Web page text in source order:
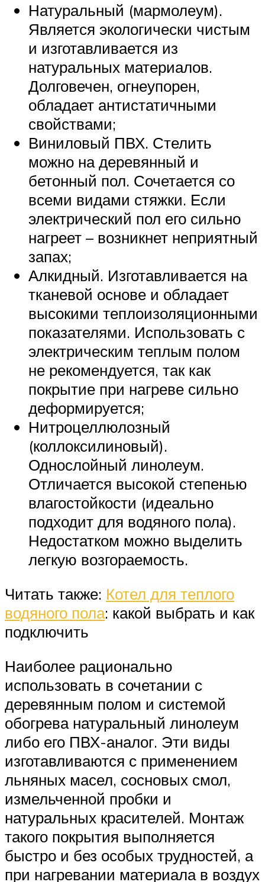
Натуральный (мармолеум).
Является экологически чистым
и изготавливается из
натуральных материалов.
Долговечен, огнеупорен,
обладает антистатичными
свойствами;
Виниловый ПВХ. Стелить
можно на деревянный и
бетонный пол. Сочетается со
всеми видами стяжки. Если
электрический пол его сильно
нагреет – возникнет неприятный
запах;
Алкидный. Изготавливается на
тканевой основе и обладает
высокими теплоизоляционными
показателями. Использовать с
электрическим теплым полом
не рекомендуется, так как
покрытие при нагреве сильно
деформируется;
Нитроцеллюлозный
(коллоксилиновый).
Однослойный линолеум.
Отличается высокой степенью
влагостойкости (идеально
подходит для водяного пола).
Недостатком можно выделить
легкую возгораемость.
Читать также: Котел для теплого
водяного пола: какой выбрать и как
подключить
Наиболее рационально
использовать в сочетании с
деревянным полом и системой
обогрева натуральный линолеум
либо его ПВХ-аналог. Эти виды
изготавливаются с применением
льняных масел, сосновых смол,
измельченной пробки и
натуральных красителей. Монтаж
такого покрытия выполняется
быстро и без особых трудностей, а
при нагревании материала в воздух